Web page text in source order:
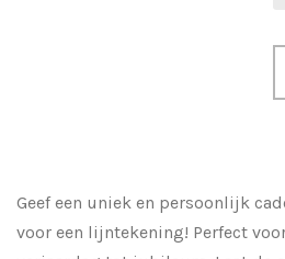
Geef een uniek en persoonlijk
voor een lijntekening! Perfect